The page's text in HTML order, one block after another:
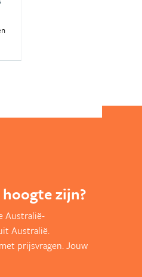
zijn?
Australië-
Australië.
prijsvragen. Jouw